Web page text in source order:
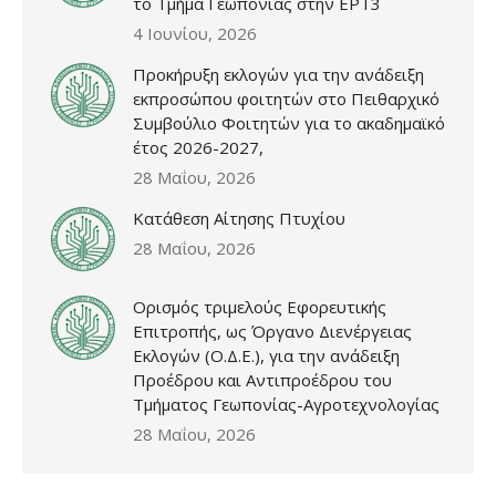
4 Ιουνίου, 2026
Προκήρυξη εκλογών για την ανάδειξη
εκπροσώπου φοιτητών στο Πειθαρχικό
Συμβούλιο Φοιτητών για το ακαδημαϊκό
έτος 2026-2027,
28 Μαΐου, 2026
Κατάθεση Αίτησης Πτυχίου
28 Μαΐου, 2026
Ορισμός τριμελούς Εφορευτικής
Επιτροπής, ως Όργανο Διενέργειας
Εκλογών (Ο.Δ.Ε.), για την ανάδειξη
Προέδρου και Αντιπροέδρου του
Τμήματος Γεωπονίας-Αγροτεχνολογίας
28 Μαΐου, 2026